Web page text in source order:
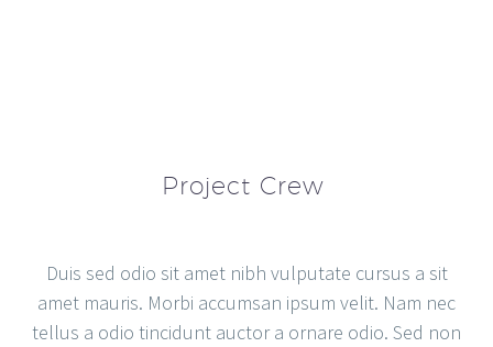
Project Crew
Duis sed odio sit amet nibh vulputate cursus a sit
amet mauris. Morbi accumsan ipsum velit. Nam nec
tellus a odio tincidunt auctor a ornare odio. Sed non